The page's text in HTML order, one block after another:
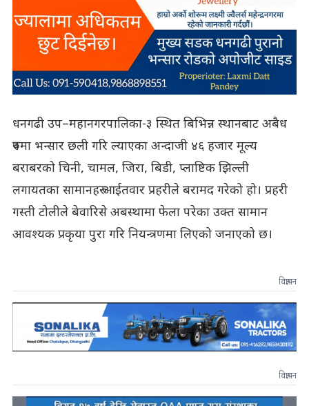
धनगढी उप–महानगरपालिका-३ स्थित बिभिन्न स्थानबाट अबैध
रुपमा भन्सार छली गरि ल्याएका अन्दाजी ४६ हजार मूल्य
बराबरको चिनी, चामल, जिरा, बिडी, प्लाष्टिक झिल्ली
लगायतका सामानहरु आईतवार प्रहरीले बरामद गरेको हो। प्रहरी
गस्ती टोलीले बेवारिसे अबस्थामा फेला परेका उक्त सामान
आवश्यक प्रकृया पुरा गरि नियन्त्रणमा लिएको जनाएको छ।
विज्ञापन
विज्ञापन